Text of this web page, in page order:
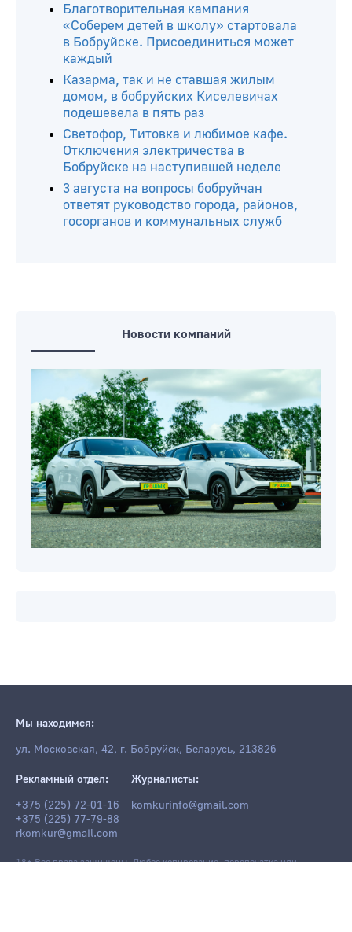
Благотворительная кампания
«Соберем детей в школу» стартовала
в Бобруйске. Присоединиться может
каждый
Казарма, так и не ставшая жилым
домом, в бобруйских Киселевичах
подешевела в пять раз
Светофор, Титовка и любимое кафе.
Отключения электричества в
Бобруйске на наступившей неделе
3 августа на вопросы бобруйчан
ответят руководство города, районов,
госорганов и коммунальных служб
Новости компаний
Мы находимся:
ул. Московская, 42, г. Бобруйск, Беларусь, 213826
Рекламный отдел:
+375 (225) 72-01-16
+375 (225) 77-79-88
rkomkur@gmail.com
Журналисты:
komkurinfo@gmail.com
18+ Все права защищены. Любое копирование, перепечатка или